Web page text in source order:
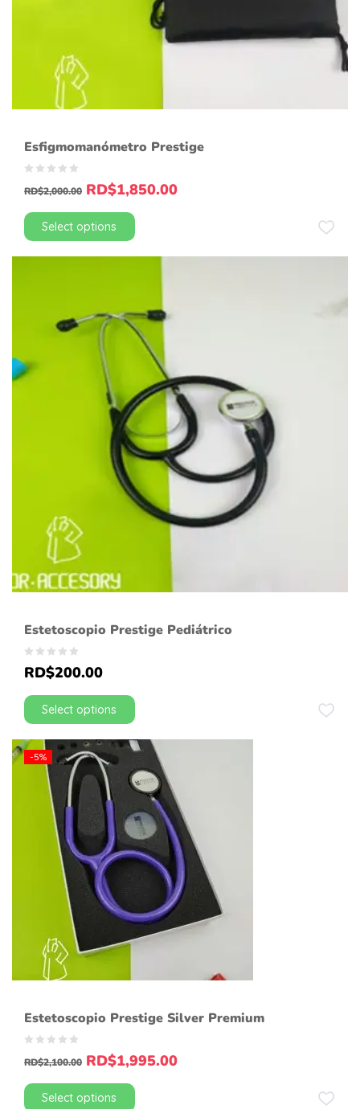
Esfigmomanómetro Prestige
RD$2,000.00 RD$1,850.00
Select options
Estetoscopio Prestige Pediátrico
RD$200.00
Select options
-5%
Estetoscopio Prestige Silver Premium
RD$2,100.00 RD$1,995.00
Select options